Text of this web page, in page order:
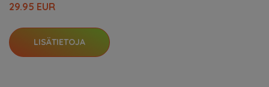
29.95 EUR
LISÄTIETOJA